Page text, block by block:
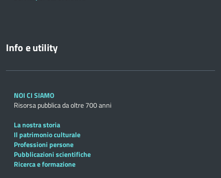
Info e utility
NOI CI SIAMO
Risorsa pubblica da oltre 700 anni
La nostra storia
Il patrimonio culturale
Professioni persone
Pubblicazioni scientifiche
Ricerca e formazione